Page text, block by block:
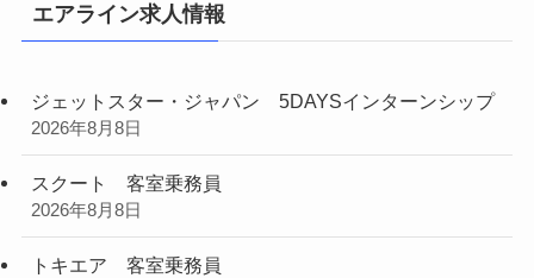
エアライン求人情報
ジェットスター・ジャパン 5DAYSインターンシップ
2026年8月8日
スクート 客室乗務員
2026年8月8日
トキエア 客室乗務員